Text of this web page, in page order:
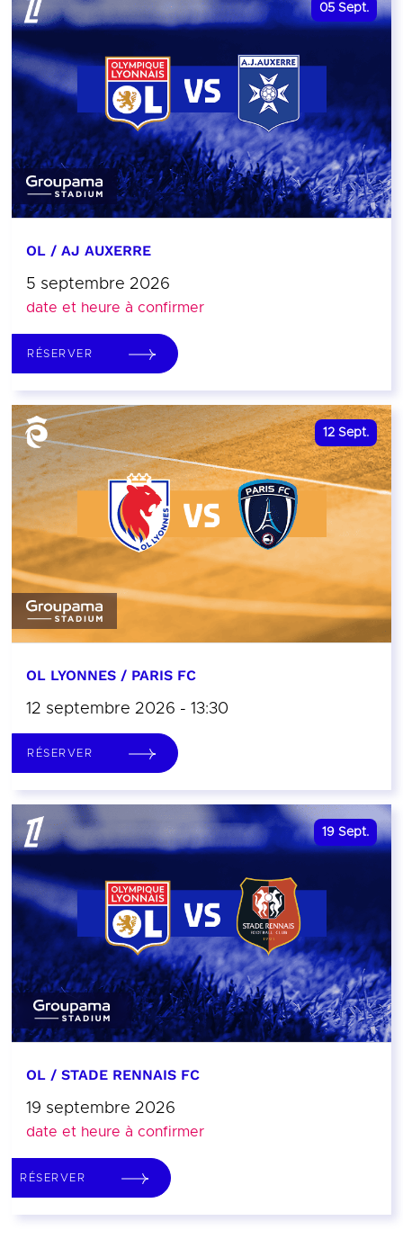
05 Sept.
OL / AJ AUXERRE
5 septembre 2026
date et heure à confirmer
RÉSERVER
12 Sept.
OL LYONNES / PARIS FC
12 septembre 2026 - 13:30
RÉSERVER
19 Sept.
OL / STADE RENNAIS FC
19 septembre 2026
date et heure à confirmer
RÉSERVER